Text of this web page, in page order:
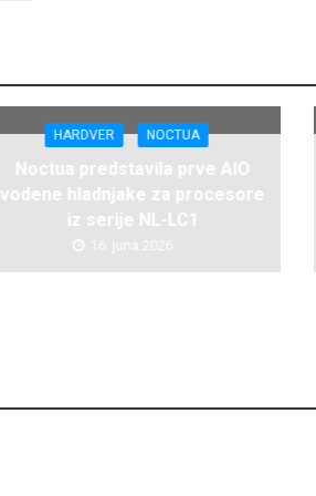
HARDVER NOCTUA
Noctua predstavila prve AIO
vodene hladnjake za procesore
iz serije NL-LC1
16. juna 2026.